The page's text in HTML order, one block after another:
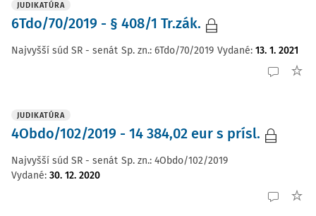
JUDIKATÚRA
6Tdo/70/2019 - § 408/1 Tr.zák.
Najvyšší súd SR - senát Sp. zn.: 6Tdo/70/2019 Vydané: 13. 1. 2021
JUDIKATÚRA
4Obdo/102/2019 - 14 384,02 eur s prísl.
Najvyšší súd SR - senát Sp. zn.: 4Obdo/102/2019
Vydané: 30. 12. 2020